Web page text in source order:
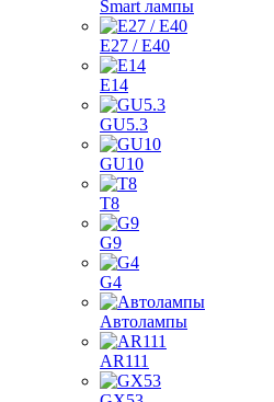
Smart лампы
E27 / E40
E14
GU5.3
GU10
T8
G9
G4
Автолампы
AR111